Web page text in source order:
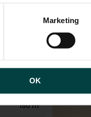
af cookies samt
af personoplysninger
Marketing
OK
1
150 m²